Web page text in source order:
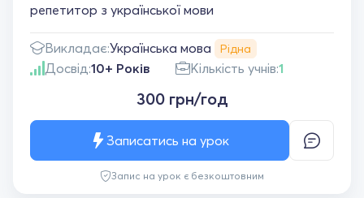
репетитор з української мови
Викладає:Українська мова Рідна
Досвід:10+ Років Кількість учнів:1
300 грн/год
Запис на урок є безкоштовним
Записатись на урок